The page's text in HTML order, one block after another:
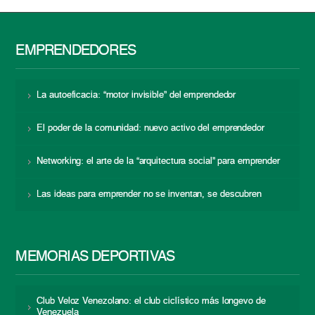
EMPRENDEDORES
La autoeficacia: “motor invisible” del emprendedor
El poder de la comunidad: nuevo activo del emprendedor
Networking: el arte de la “arquitectura social” para emprender
Las ideas para emprender no se inventan, se descubren
MEMORIAS DEPORTIVAS
Club Veloz Venezolano: el club ciclístico más longevo de
Venezuela